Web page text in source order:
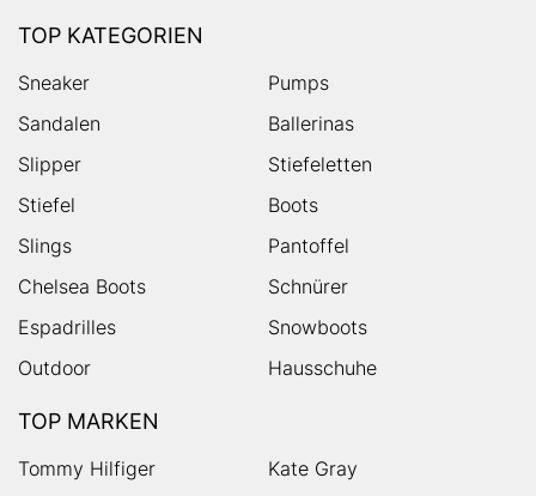
TOP KATEGORIEN
Sneaker
Pumps
Sandalen
Ballerinas
Slipper
Stiefeletten
Stiefel
Boots
Slings
Pantoffel
Chelsea Boots
Schnürer
Espadrilles
Snowboots
Outdoor
Hausschuhe
TOP MARKEN
Tommy Hilfiger
Kate Gray